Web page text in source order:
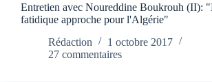
Entretien avec Noureddine Boukrouh (II):
fatidique approche pour l'Algérie"
Rédaction
1 octobre 2017
27 commentaires